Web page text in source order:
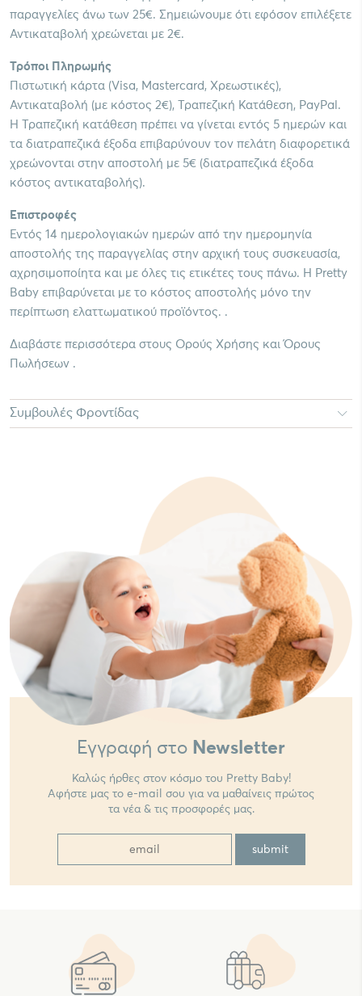
παραγγελίες άνω των 25€. Σημειώνουμε ότι εφόσον επιλέξετε
Αντικαταβολή χρεώνεται με 2€.
Τρόποι Πληρωμής
Πιστωτική κάρτα (Visa, Mastercard, Χρεωστικές),
Αντικαταβολή (με κόστος 2€), Τραπεζική Κατάθεση, PayPal.
Η Τραπεζική κατάθεση πρέπει να γίνεται εντός 5 ημερών και
τα διατραπεζικά έξοδα επιβαρύνουν τον πελάτη διαφορετικά
χρεώνονται στην αποστολή με 5€ (διατραπεζικά έξοδα
κόστος αντικαταβολής).
Επιστροφές
Εντός 14 ημερολογιακών ημερών από την ημερομηνία
αποστολής της παραγγελίας στην αρχική τους συσκευασία,
αχρησιμοποίητα και με όλες τις ετικέτες τους πάνω. Η Pretty
Baby επιβαρύνεται με το κόστος αποστολής μόνο την
περίπτωση ελαττωματικού προϊόντος. .
Διαβάστε περισσότερα στους Ορούς Χρήσης και Όρους
Πωλήσεων .
Συμβουλές Φροντίδας
Εγγραφή στο Newsletter
Καλώς ήρθες στον κόσμο του Pretty Baby!
Αφήστε μας το e-mail σου για να μαθαίνεις πρώτος
τα νέα & τις προσφορές μας.